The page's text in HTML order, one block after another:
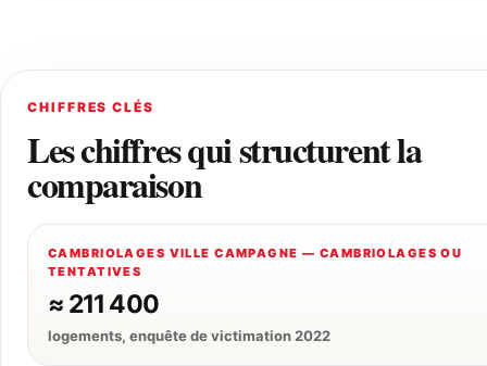
CHIFFRES CLÉS
Les chiffres qui structurent la
comparaison
CAMBRIOLAGES VILLE CAMPAGNE — CAMBRIOLAGES OU
TENTATIVES
≈ 211 400
logements, enquête de victimation 2022